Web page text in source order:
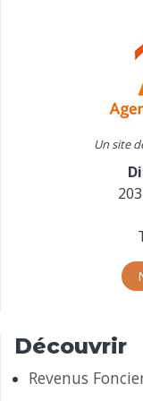
Un site
Découvrir
Revenus